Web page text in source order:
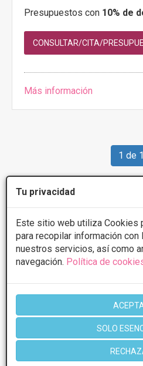
Tu privacidad
Este sitio web utiliza Cookies
para recopilar información con
nuestros servicios, así como
navegación. Política de
SOLO
Presupuestos con 10% de
CONSULTAR/CITA/
Más información
1 de 1
Videos
28 de Sep, 2021 Videoaula